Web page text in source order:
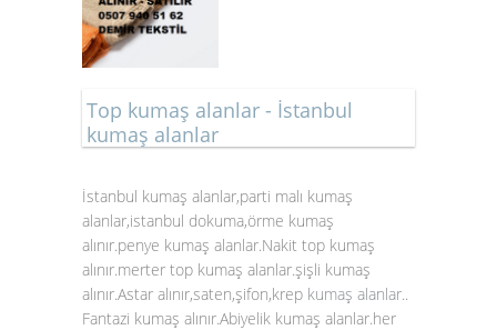
Top kumaş alanlar - İstanbul
kumaş alanlar
İstanbul kumaş alanlar,parti malı kumaş
alanlar,istanbul dokuma,örme kumaş
alınır.penye kumaş alanlar.Nakit top kumaş
alınır.merter top kumaş alanlar.şişli kumaş
alınır.Astar alınır,saten,şifon,krep kumaş alanlar..
Fantazi kumaş alınır.Abiyelik kumaş alanlar.her